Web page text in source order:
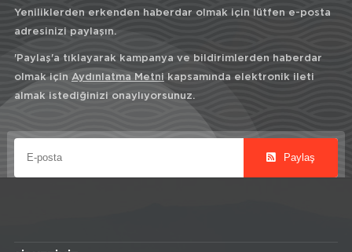
Yeniliklerden erkenden haberdar olmak için lütfen e-posta
adresinizi paylaşın.
'Paylaş'a tıklayarak kampanya ve bildirimlerden haberdar
olmak için Aydınlatma Metni kapsamında elektronik ileti
almak istediğinizi onaylıyorsunuz.
Paylaş